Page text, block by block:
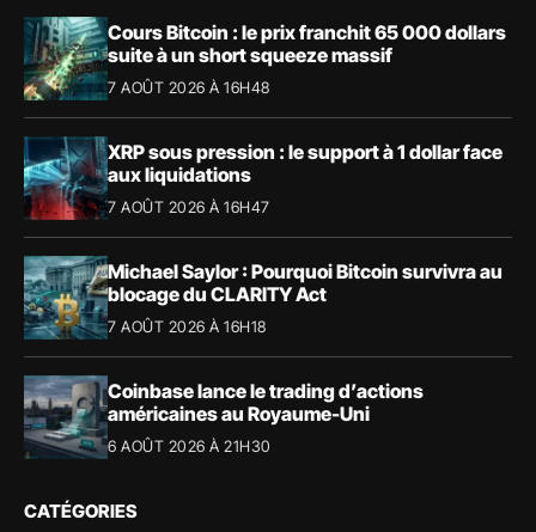
Cours Bitcoin : le prix franchit 65 000 dollars
suite à un short squeeze massif
7 AOÛT 2026 À 16H48
XRP sous pression : le support à 1 dollar face
aux liquidations
7 AOÛT 2026 À 16H47
Michael Saylor : Pourquoi Bitcoin survivra au
blocage du CLARITY Act
7 AOÛT 2026 À 16H18
Coinbase lance le trading d’actions
américaines au Royaume-Uni
6 AOÛT 2026 À 21H30
CATÉGORIES